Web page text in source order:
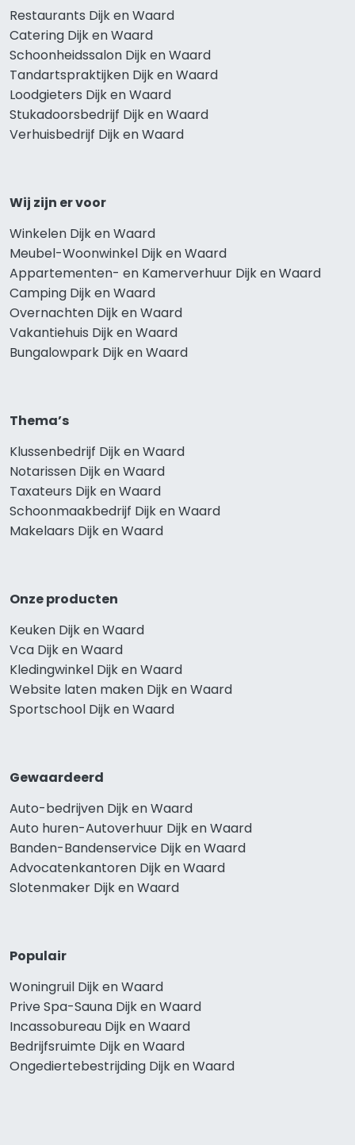
Restaurants Dijk en Waard
Catering Dijk en Waard
Schoonheidssalon Dijk en Waard
Tandartspraktijken Dijk en Waard
Loodgieters Dijk en Waard
Stukadoorsbedrijf Dijk en Waard
Verhuisbedrijf Dijk en Waard
Wij zijn er voor
Winkelen Dijk en Waard
Meubel-Woonwinkel Dijk en Waard
Appartementen- en Kamerverhuur Dijk en Waard
Camping Dijk en Waard
Overnachten Dijk en Waard
Vakantiehuis Dijk en Waard
Bungalowpark Dijk en Waard
Thema’s
Klussenbedrijf Dijk en Waard
Notarissen Dijk en Waard
Taxateurs Dijk en Waard
Schoonmaakbedrijf Dijk en Waard
Makelaars Dijk en Waard
Onze producten
Keuken Dijk en Waard
Vca Dijk en Waard
Kledingwinkel Dijk en Waard
Website laten maken Dijk en Waard
Sportschool Dijk en Waard
Gewaardeerd
Auto-bedrijven Dijk en Waard
Auto huren-Autoverhuur Dijk en Waard
Banden-Bandenservice Dijk en Waard
Advocatenkantoren Dijk en Waard
Slotenmaker Dijk en Waard
Populair
Woningruil Dijk en Waard
Prive Spa-Sauna Dijk en Waard
Incassobureau Dijk en Waard
Bedrijfsruimte Dijk en Waard
Ongediertebestrijding Dijk en Waard